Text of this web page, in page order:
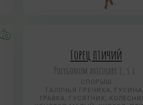
Горец птичий
Polygonum aviculare L. s.l.
СПОРЫШ
ГАЛОЧЬЯ ГРЕЧИХА,
ТРАВКА, ГУСЯТНИК,